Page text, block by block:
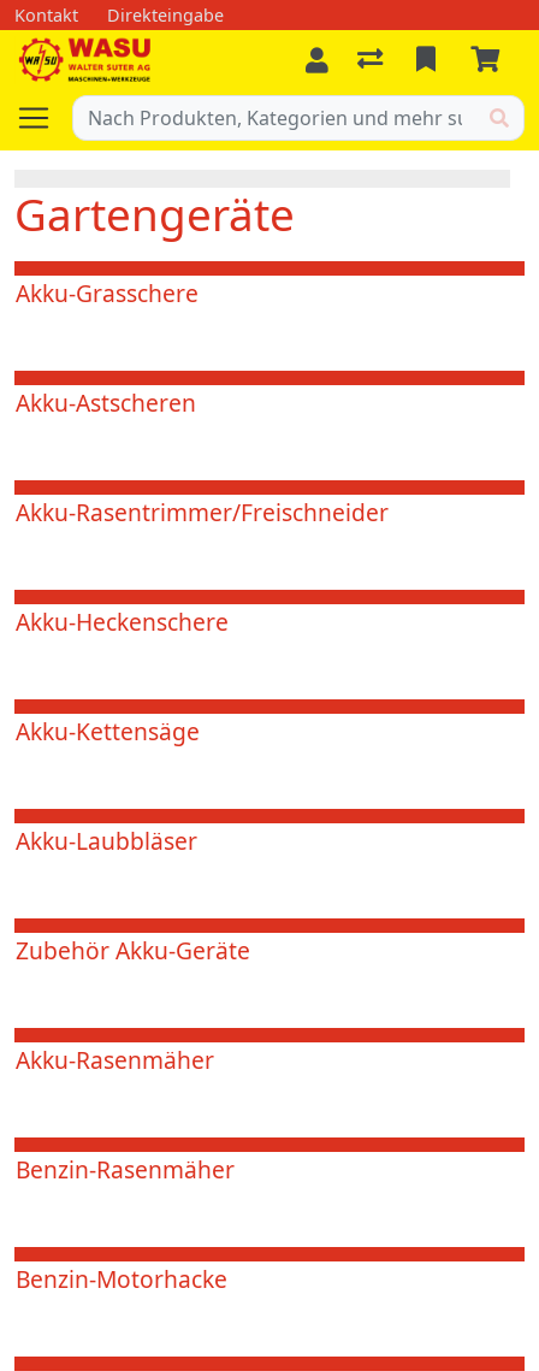
Kontakt Direkteingabe
Gartengeräte
Akku-Grasschere
Akku-Astscheren
Akku-Rasentrimmer/Freischneider
Akku-Heckenschere
Akku-Kettensäge
Akku-Laubbläser
Zubehör Akku-Geräte
Akku-Rasenmäher
Benzin-Rasenmäher
Benzin-Motorhacke